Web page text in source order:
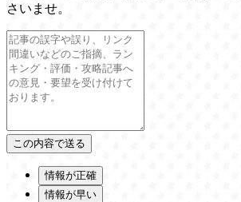
さいませ。
情報が正確
情報が早い